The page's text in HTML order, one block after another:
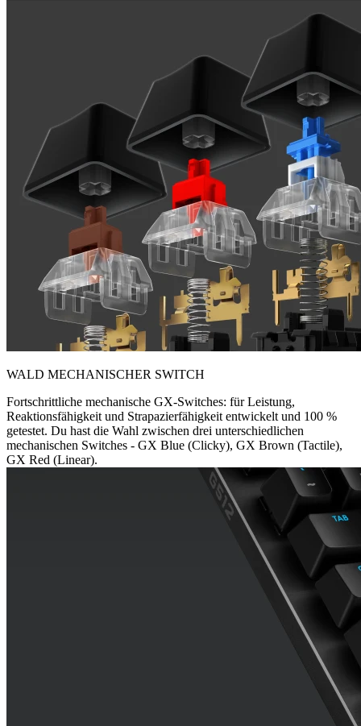
WALD MECHANISCHER SWITCH
Fortschrittliche mechanische GX-Switches: für Leistung,
Reaktionsfähigkeit und Strapazierfähigkeit entwickelt und 100 %
getestet. Du hast die Wahl zwischen drei unterschiedlichen
mechanischen Switches - GX Blue (Clicky), GX Brown (Tactile),
GX Red (Linear).